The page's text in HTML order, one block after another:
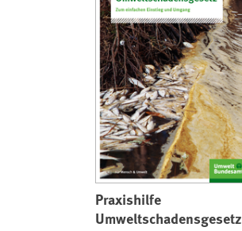
Praxishilfe
Umweltschadensgesetz